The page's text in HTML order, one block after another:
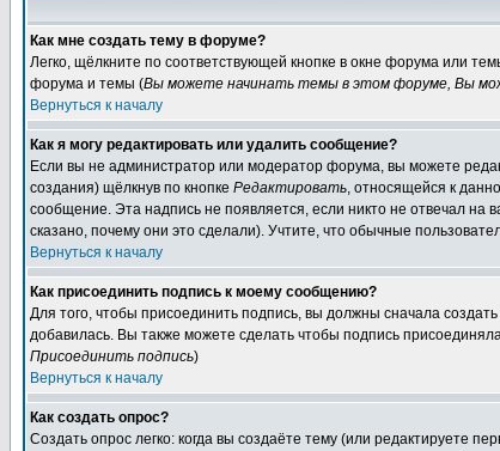
Как мне создать тему в форуме?
Легко, щёлкните по соответствующей кнопке в окне форума или
форума и темы (Вы можете начинать темы в этом форуме, Вы
Вернуться к началу
Как я могу редактировать или удалить сообщение?
Если вы не администратор или модератор форума, вы можете
создания) щёлкнув по кнопке Редактировать, относящейся к
сообщение. Эта надпись не появляется, если никто не отвечал
сказано, почему они это сделали). Учтите, что обычные
Вернуться к началу
Как присоединить подпись к моему сообщению?
Для того, чтобы присоединить подпись, вы должны сначала
добавилась. Вы также можете сделать чтобы подпись
Присоединить подпись)
Вернуться к началу
Как создать опрос?
Создать опрос легко: когда вы создаёте тему (или редактируете